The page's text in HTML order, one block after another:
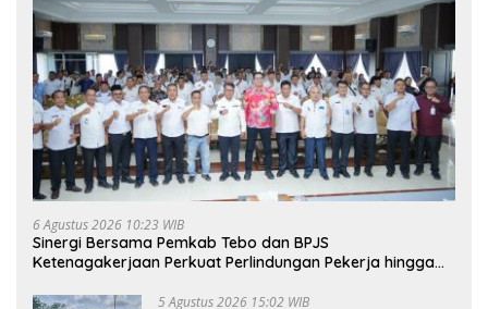
6 Agustus 2026 10:23 WIB
Sinergi Bersama Pemkab Tebo dan BPJS
Ketenagakerjaan Perkuat Perlindungan Pekerja hingga
5 Agustus 2026 15:02 WIB